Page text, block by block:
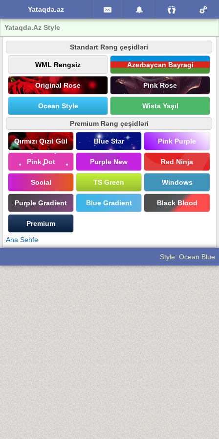
Yataqda.az
Yataqda.Az Style
Standart Rəng çeşidləri
WML Rengsiz Azerbaycan Bayragi
Original Rose Pink Rose
Ocean Style Wista Yaşıl
Premium Rəng çeşidləri
Qırmızı Qızıl Gül Blue Star Pink Purple
Pink Dot Purple New Red Ninja
Social TS Green Windows
Purple Gradient Blue Gradient Black Blood
Premium
Ana Sehfe
Style: Ocean Blue